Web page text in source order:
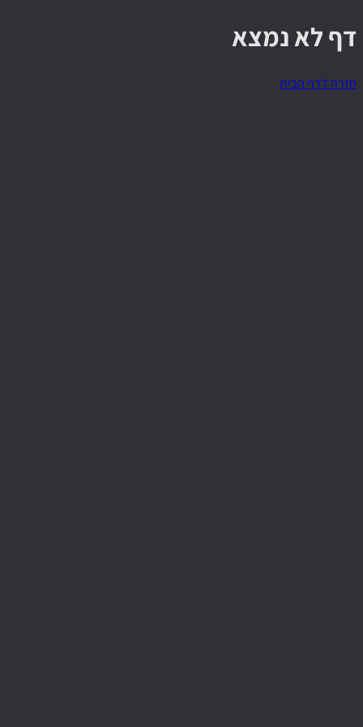
דף לא נמצא
חזרה לדף הבית